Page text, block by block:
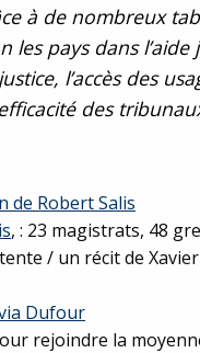
à de nombreux
pays dans l’aide
l’accès des
des
de Robert Salis
, : 23 magistrats, 48
/ un récit de
Dufour
rejoindre la